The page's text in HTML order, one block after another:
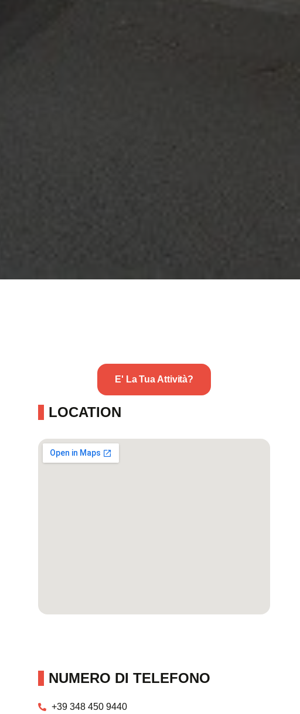
E' La Tua Attività?
LOCATION
NUMERO DI TELEFONO
+39 348 450 9440